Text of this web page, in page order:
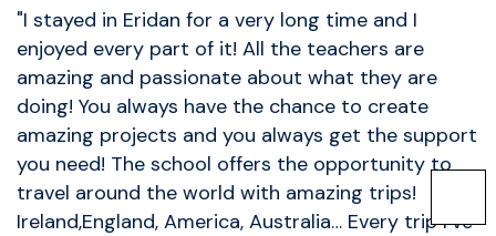
"I stayed in Eridan for a very long time and I
enjoyed every part of it! All the teachers are
amazing and passionate about what they are
doing! You always have the chance to create
amazing projects and you always get the support
you need! The school offers the opportunity to
travel around the world with amazing trips!
Ireland,England, America, Australia… Every trip I’ve